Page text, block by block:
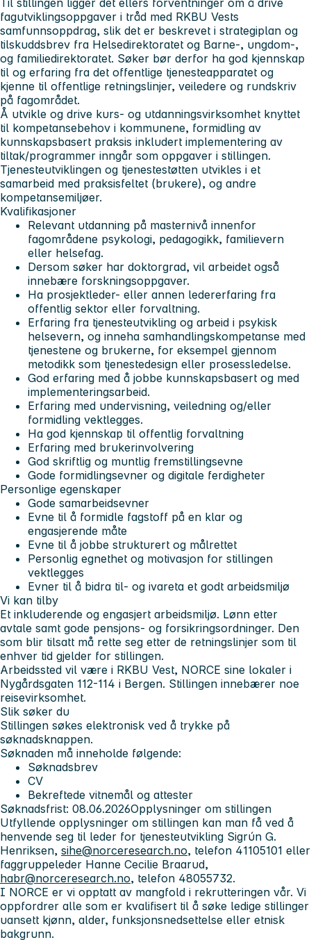
fagutviklingsoppgaver i tråd med RKBU Vests
samfunnsoppdrag, slik det er beskrevet i strategiplan og
tilskuddsbrev fra Helsedirektoratet og Barne-, ungdom-,
og familiedirektoratet. Søker bør derfor ha god kjennskap
til og erfaring fra det offentlige tjenesteapparatet og
kjenne til offentlige retningslinjer, veiledere og rundskriv
på fagområdet.
Å utvikle og drive kurs- og utdanningsvirksomhet knyttet
til kompetansebehov i kommunene, formidling av
kunnskapsbasert praksis inkludert implementering av
tiltak/programmer inngår som oppgaver i stillingen.
Tjenesteutviklingen og tjenestestøtten utvikles i et
samarbeid med praksisfeltet (brukere), og andre
kompetansemiljøer.
Kvalifikasjoner
Relevant utdanning på masternivå innenfor
fagområdene psykologi, pedagogikk, familievern
eller helsefag.
Dersom søker har doktorgrad, vil arbeidet også
innebære forskningsoppgaver.
Ha prosjektleder- eller annen ledererfaring fra
offentlig sektor eller forvaltning.
Erfaring fra tjenesteutvikling og arbeid i psykisk
helsevern, og inneha samhandlingskompetanse med
tjenestene og brukerne, for eksempel gjennom
metodikk som tjenestedesign eller prosessledelse.
God erfaring med å jobbe kunnskapsbasert og med
implementeringsarbeid.
Erfaring med undervisning, veiledning og/eller
formidling vektlegges.
Ha god kjennskap til offentlig forvaltning
Erfaring med brukerinvolvering
God skriftlig og muntlig fremstillingsevne
Gode formidlingsevner og digitale ferdigheter
Personlige egenskaper
Gode samarbeidsevner
Evne til å formidle fagstoff på en klar og
engasjerende måte
Evne til å jobbe strukturert og målrettet
Personlig egnethet og motivasjon for stillingen
vektlegges
Evner til å bidra til- og ivareta et godt arbeidsmiljø
Vi kan tilby
Et inkluderende og engasjert arbeidsmiljø. Lønn etter
avtale samt gode pensjons- og forsikringsordninger. Den
som blir tilsatt må rette seg etter de retningslinjer som til
enhver tid gjelder for stillingen.
Arbeidssted vil være i RKBU Vest, NORCE sine lokaler i
Nygårdsgaten 112-114 i Bergen. Stillingen innebærer noe
reisevirksomhet.
Slik søker du
Stillingen søkes elektronisk ved å trykke på
søknadsknappen.
Søknaden må inneholde følgende:
Søknadsbrev
CV
Bekreftede vitnemål og attester
Søknadsfrist: 08.06.2026Opplysninger om stillingen
Utfyllende opplysninger om stillingen kan man få ved å
henvende seg til leder for tjenesteutvikling Sigrún G.
Henriksen, sihe@norceresearch.no, telefon 41105101 eller
faggruppeleder Hanne Cecilie Braarud,
habr@norceresearch.no, telefon 48055732.
I NORCE er vi opptatt av mangfold i rekrutteringen vår. Vi
oppfordrer alle som er kvalifisert til å søke ledige stillinger
uansett kjønn, alder, funksjonsnedsettelse eller etnisk
bakgrunn.